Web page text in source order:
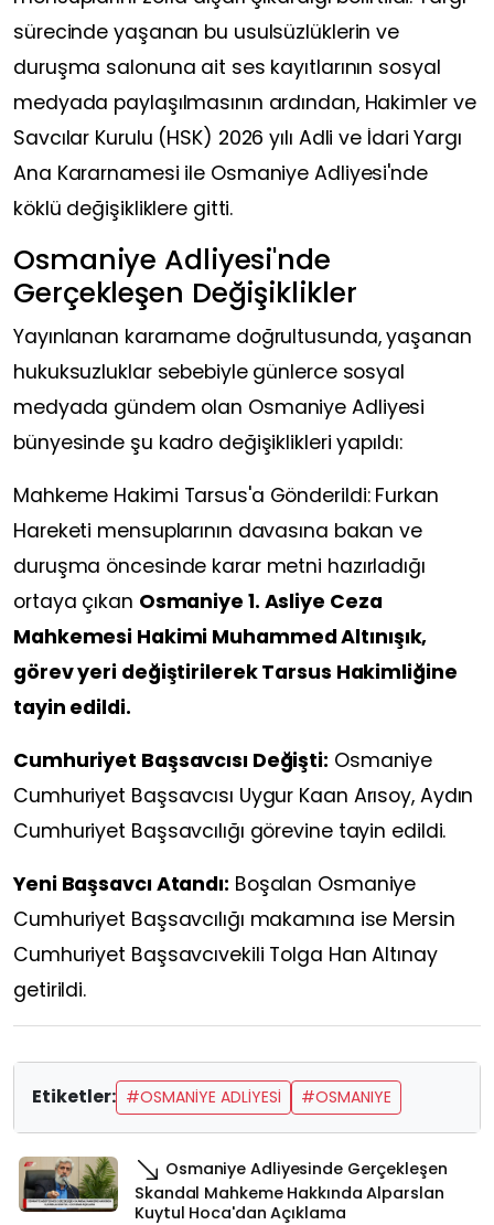
sürecinde yaşanan bu usulsüzlüklerin ve
duruşma salonuna ait ses kayıtlarının sosyal
medyada paylaşılmasının ardından, Hakimler ve
Savcılar Kurulu (HSK) 2026 yılı Adli ve İdari Yargı
Ana Kararnamesi ile Osmaniye Adliyesi'nde
köklü değişikliklere gitti.
Osmaniye Adliyesi'nde
Gerçekleşen Değişiklikler
Yayınlanan kararname doğrultusunda, yaşanan
hukuksuzluklar sebebiyle günlerce sosyal
medyada gündem olan Osmaniye Adliyesi
bünyesinde şu kadro değişiklikleri yapıldı:
Mahkeme Hakimi Tarsus'a Gönderildi: Furkan
Hareketi mensuplarının davasına bakan ve
duruşma öncesinde karar metni hazırladığı
ortaya çıkan Osmaniye 1. Asliye Ceza
Mahkemesi Hakimi Muhammed Altınışık,
görev yeri değiştirilerek Tarsus Hakimliğine
tayin edildi.
Cumhuriyet Başsavcısı Değişti: Osmaniye
Cumhuriyet Başsavcısı Uygur Kaan Arısoy, Aydın
Cumhuriyet Başsavcılığı görevine tayin edildi.
Yeni Başsavcı Atandı: Boşalan Osmaniye
Cumhuriyet Başsavcılığı makamına ise Mersin
Cumhuriyet Başsavcıvekili Tolga Han Altınay
getirildi.
Etiketler: #OSMANİYE ADLİYESİ #OSMANIYE
Osmaniye Adliyesinde Gerçekleşen
Skandal Mahkeme Hakkında Alparslan
Kuytul Hoca'dan Açıklama